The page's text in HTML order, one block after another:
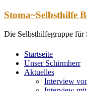
Zum
springen
Stoma~Selbsthilfe
Die Selbsthilfegruppe für
Startseite
Unser Schirmherr
Aktuelles
Interview